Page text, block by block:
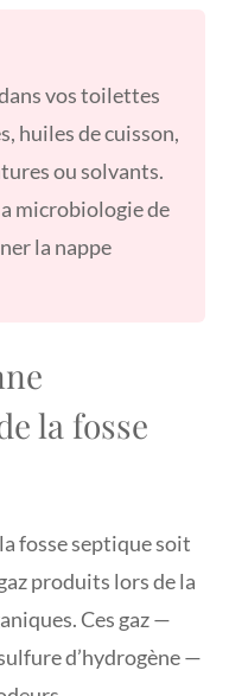
vos toilettes
huiles de cuisson,
ou solvants.
microbiologie de
la nappe
la fosse
fosse septique soit
produits lors de la
Ces gaz —
d’hydrogène —